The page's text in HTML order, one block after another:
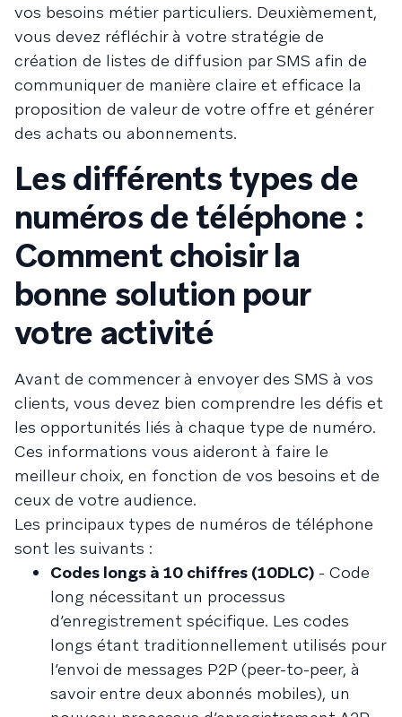
vos besoins métier particuliers. Deuxièmement,
vous devez réfléchir à votre stratégie de
création de listes de diffusion par SMS afin de
communiquer de manière claire et efficace la
proposition de valeur de votre offre et générer
des achats ou abonnements.
Les différents types de
numéros de téléphone :
Comment choisir la
bonne solution pour
votre activité
Avant de commencer à envoyer des SMS à vos
clients, vous devez bien comprendre les défis et
les opportunités liés à chaque type de numéro.
Ces informations vous aideront à faire le
meilleur choix, en fonction de vos besoins et de
ceux de votre audience.
Les principaux types de numéros de téléphone
sont les suivants :
Codes longs à 10 chiffres (10DLC) - Code
long nécessitant un processus
d’enregistrement spécifique. Les codes
longs étant traditionnellement utilisés pour
l’envoi de messages P2P (peer-to-peer, à
savoir entre deux abonnés mobiles), un